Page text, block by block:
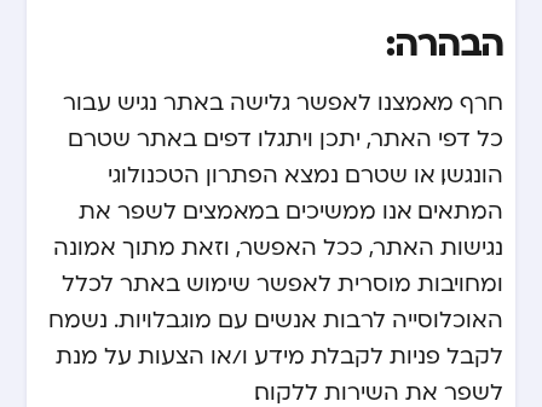
הבהרה:
חרף מאמצנו לאפשר גלישה באתר נגיש עבור
כל דפי האתר, יתכן ויתגלו דפים באתר שטרם
הונגשו, או שטרם נמצא הפתרון הטכנולוגי
המתאים. אנו ממשיכים במאמצים לשפר את
נגישות האתר, ככל האפשר, וזאת מתוך אמונה
ומחויבות מוסרית לאפשר שימוש באתר לכלל
האוכלוסייה לרבות אנשים עם מוגבלויות. נשמח
לקבל פניות לקבלת מידע ו/או הצעות על מנת
לשפר את השירות ללקוח.